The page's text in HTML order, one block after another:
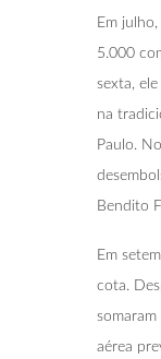
Em
5.000
sexta,
na
Paulo.
Bendito
Em
cota.
aérea